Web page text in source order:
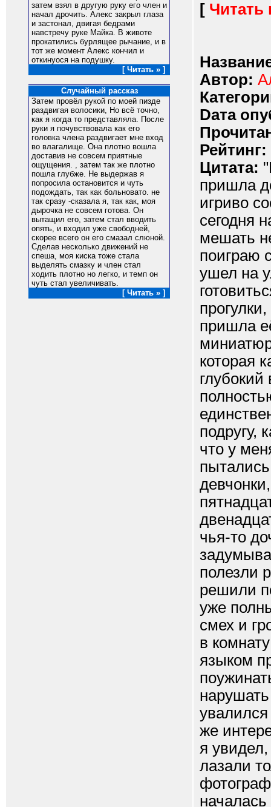
затем взял в другую руку его член и
начал дрочить. Алекс закрыл глаза
и застонал, двигая бедрами
навстречу руке Майка. В животе
прокатились бурлящее рычание, и в
тот же момент Алекс кончил и
откинуося на подушку.
[ Читать » ]
Случайный рассказ
Затем провёл рукой по моей пизде
раздвигая волосики, Но всё точно,
как я когда то представляла. После
руки я почувствовала как его
головка члена раздвигает мне вход
во влагалище. Она плотно вошла
доставив не совсем приятные
ощущения. , затем так же плотно
пошла глубже. Не выдержав я
попросила остановится и чуть
подождать, так как больновато. не
так сразу -сказала я, так как, моя
дырочка не совсем готова. Он
вытащил его, затем стал вводить
опять, и входил уже свободней,
скорее всего он его смазал слюной.
Сделав несколько движений не
спеша, моя киска тоже стала
выделять смазку и член стал
ходить плотно но легко, и темп он
чуть стал увеличивать.
[ Читать » ]
[ Читать
Автор:
Dата
Рейтинг:
Цитата:
пришла
игриво
сегодня
мешать
поиграю
ушел на
пришла
которая
глубокий
подругу,
что у
чья-то
полезли
решили
уже
смех и
в
языком
же
я
лазали